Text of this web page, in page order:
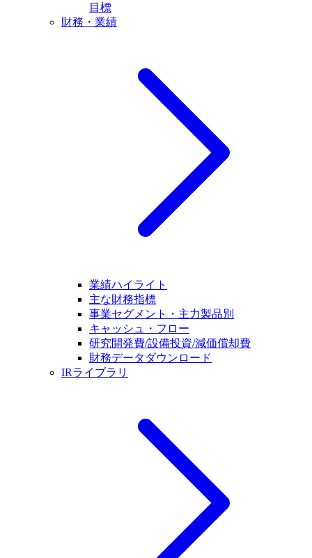
目標
財務・業績
業績ハイライト
主な財務指標
事業セグメント・主力製品別
キャッシュ・フロー
研究開発費/設備投資/減価償却費
財務データダウンロード
IRライブラリ